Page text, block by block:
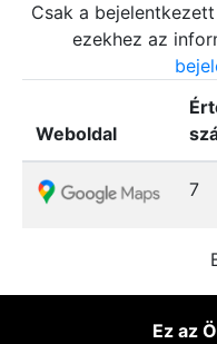
Csak a
ezekhez az
Weboldal
7
Ez az